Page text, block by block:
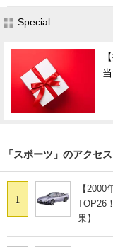
Special
「スポーツ」のアクセ
1
【
TOP26
果】